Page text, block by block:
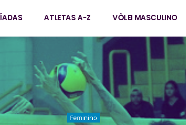
ATLETAS A-Z VÔLEI MASCULINO
Feminino